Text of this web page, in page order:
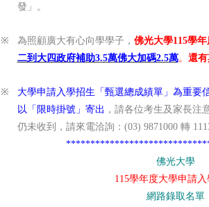
發」。
※ 為照顧廣大有心向學學子， 佛光大學115學年
二到大四政府補助3.5萬佛大加碼2.5萬。 還
※ 大學申請入學招生「甄選總成績單」為重要
以「限時掛號」寄出 ，請各位考生及家長注
仍未收到，請來電洽詢： (03) 9871000 轉
佛光大學
115學年度大學申請
網路錄取名單